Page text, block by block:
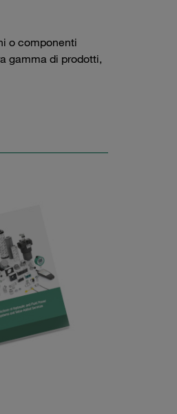
o componenti
gamma di prodotti,